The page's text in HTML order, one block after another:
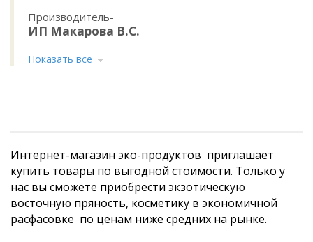
Производитель-
ИП Макарова В.С.
Показать все
Интернет-магазин эко-продуктов приглашает
купить товары по выгодной стоимости. Только у
нас вы сможете приобрести экзотическую
восточную пряность, косметику в экономичной
расфасовке по ценам ниже средних на рынке.